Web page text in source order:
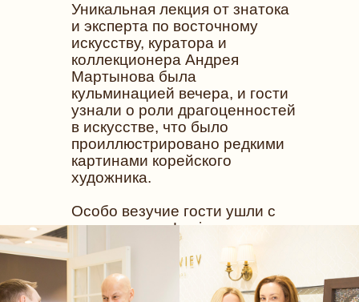
Уникальная лекция от знатока
и эксперта по восточному
искусству, куратора и
коллекционера Андрея
Мартынова была
кульминацией вечера, и гости
узнали о роли драгоценностей
в искусстве, что было
проиллюстрировано редкими
картинами корейского
художника.
Особо везучие гости ушли с
подарками от Leviev
Extraordinary Diamonds, а ещё
более везучие - приобрели
драгоценности сами.